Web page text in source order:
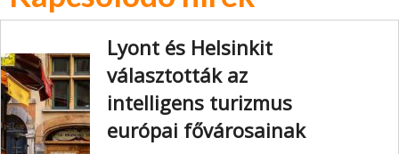
Lyont és Helsinkit
választották az
intelligens turizmus
európai fővárosainak